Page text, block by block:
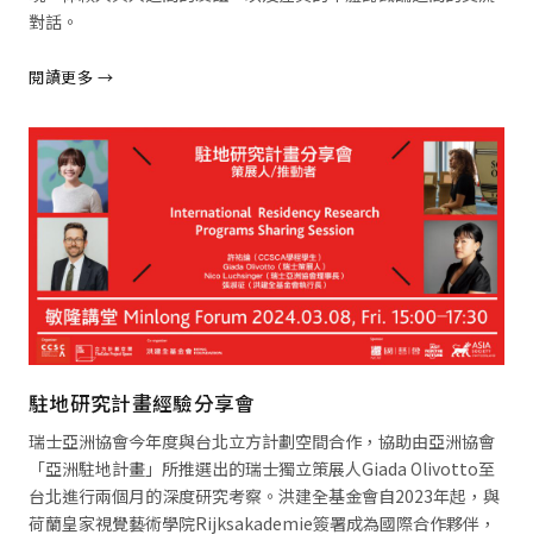
對話。
閱讀更多 →
駐地研究計畫經驗分享會
瑞士亞洲協會今年度與台北立方計劃空間合作，協助由亞洲協會
「亞洲駐地計畫」所推選出的瑞士獨立策展人Giada Olivotto至
台北進行兩個月的深度研究考察。洪建全基金會自2023年起，與
荷蘭皇家視覺藝術學院Rijksakademie簽署成為國際合作夥伴，